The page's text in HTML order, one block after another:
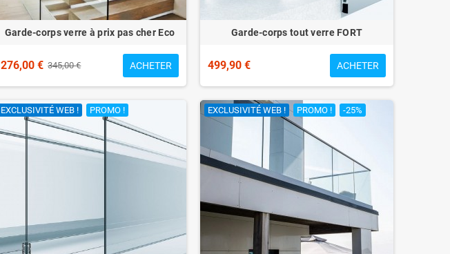
Garde-corps verre à prix pas cher Eco
276,00 € 345,00 € ACHETER
Garde-corps tout verre FORT
499,90 € ACHETER
EXCLUSIVITÉ WEB ! PROMO ! EXCLUSIVITÉ WEB ! PROMO ! -25%